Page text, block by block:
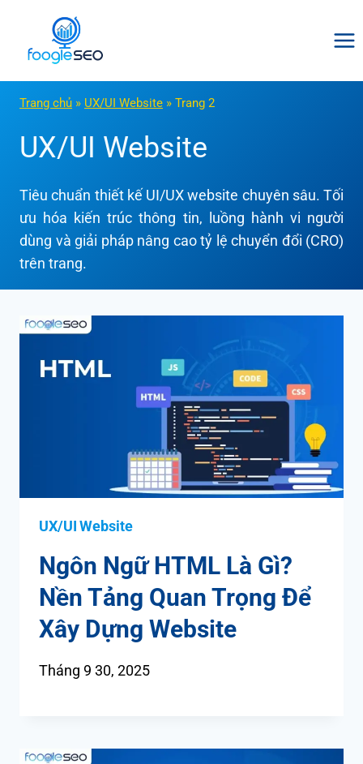
content
Trang chủ » UX/UI Website » Trang 2
UX/UI Website
Tiêu chuẩn thiết kế UI/UX website chuyên sâu. Tối
ưu hóa kiến trúc thông tin, luồng hành vi người
dùng và giải pháp nâng cao tỷ lệ chuyển đổi (CRO)
trên trang.
UX/UI Website
Ngôn Ngữ HTML Là Gì?
Nền Tảng Quan Trọng Để
Xây Dựng Website
Tháng 9 30, 2025